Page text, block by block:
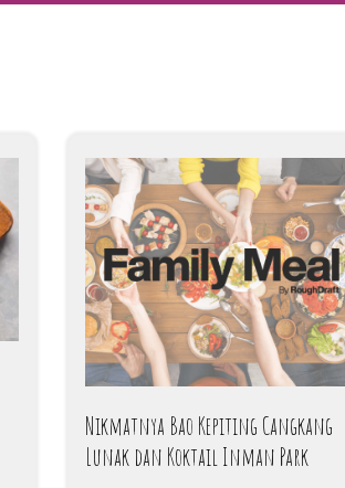
Nikmatnya Bao Kepiting Cangkang
Lunak dan Koktail Inman Park